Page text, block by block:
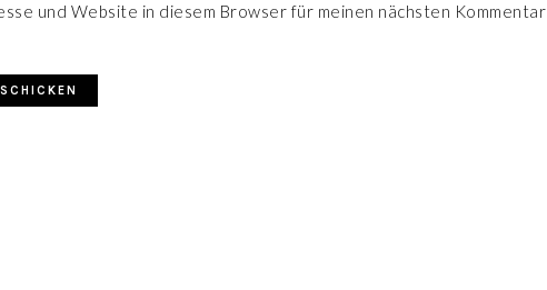
und Website in diesem Browser für meinen nächsten Kommentar